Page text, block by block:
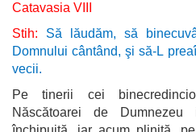
Catavasia VIII
Stih: Să lăudăm, să
Domnului cântând, şi să-L
vecii.
Pe tinerii cei
Născătoarei de